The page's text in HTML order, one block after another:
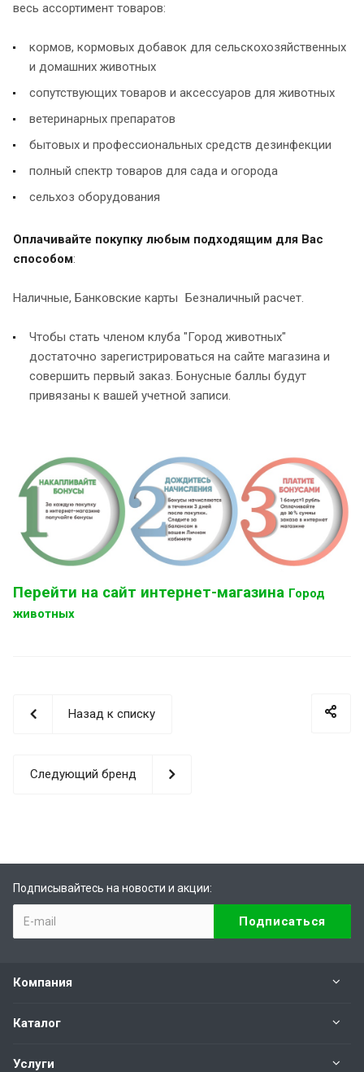
весь ассортимент товаров:
кормов, кормовых добавок для сельскохозяйственных
и домашних животных
сопутствующих товаров и аксессуаров для животных
ветеринарных препаратов
бытовых и профессиональных средств дезинфекции
полный спектр товаров для сада и огорода
сельхоз оборудования
Оплачивайте покупку любым подходящим для Вас
способом:
Наличные, Банковские карты Безналичный расчет.
Чтобы стать членом клуба "Город животных"
достаточно зарегистрироваться на сайте магазина и
совершить первый заказ. Бонусные баллы будут
привязаны к вашей учетной записи.
Перейти на сайт интернет-магазина Город
животных
Назад к списку
Следующий бренд
Подписывайтесь на новости и акции:
Компания
Каталог
Услуги